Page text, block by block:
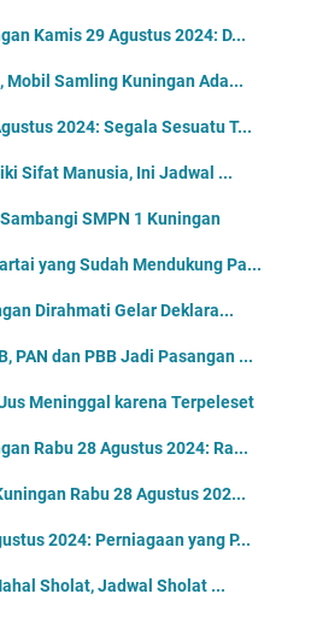
Kamis 29 Agustus 2024: D...
Mobil Samling Kuningan Ada...
2024: Segala Sesuatu T...
Sifat Manusia, Ini Jadwal ...
SMPN 1 Kuningan
yang Sudah Mendukung Pa...
Dirahmati Gelar Deklara...
PAN dan PBB Jadi Pasangan ...
Meninggal karena Terpeleset
Rabu 28 Agustus 2024: Ra...
Rabu 28 Agustus 202...
2024: Perniagaan yang P...
Sholat, Jadwal Sholat ...